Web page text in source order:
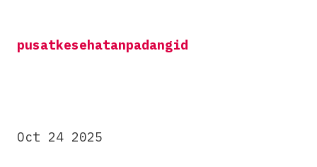
contentpusatkesehatanpadangid
Oct 24 2025